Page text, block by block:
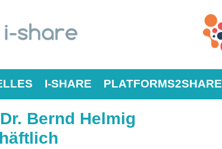
I-SHARE PLATFORMS2SHARE
Bernd Helmig